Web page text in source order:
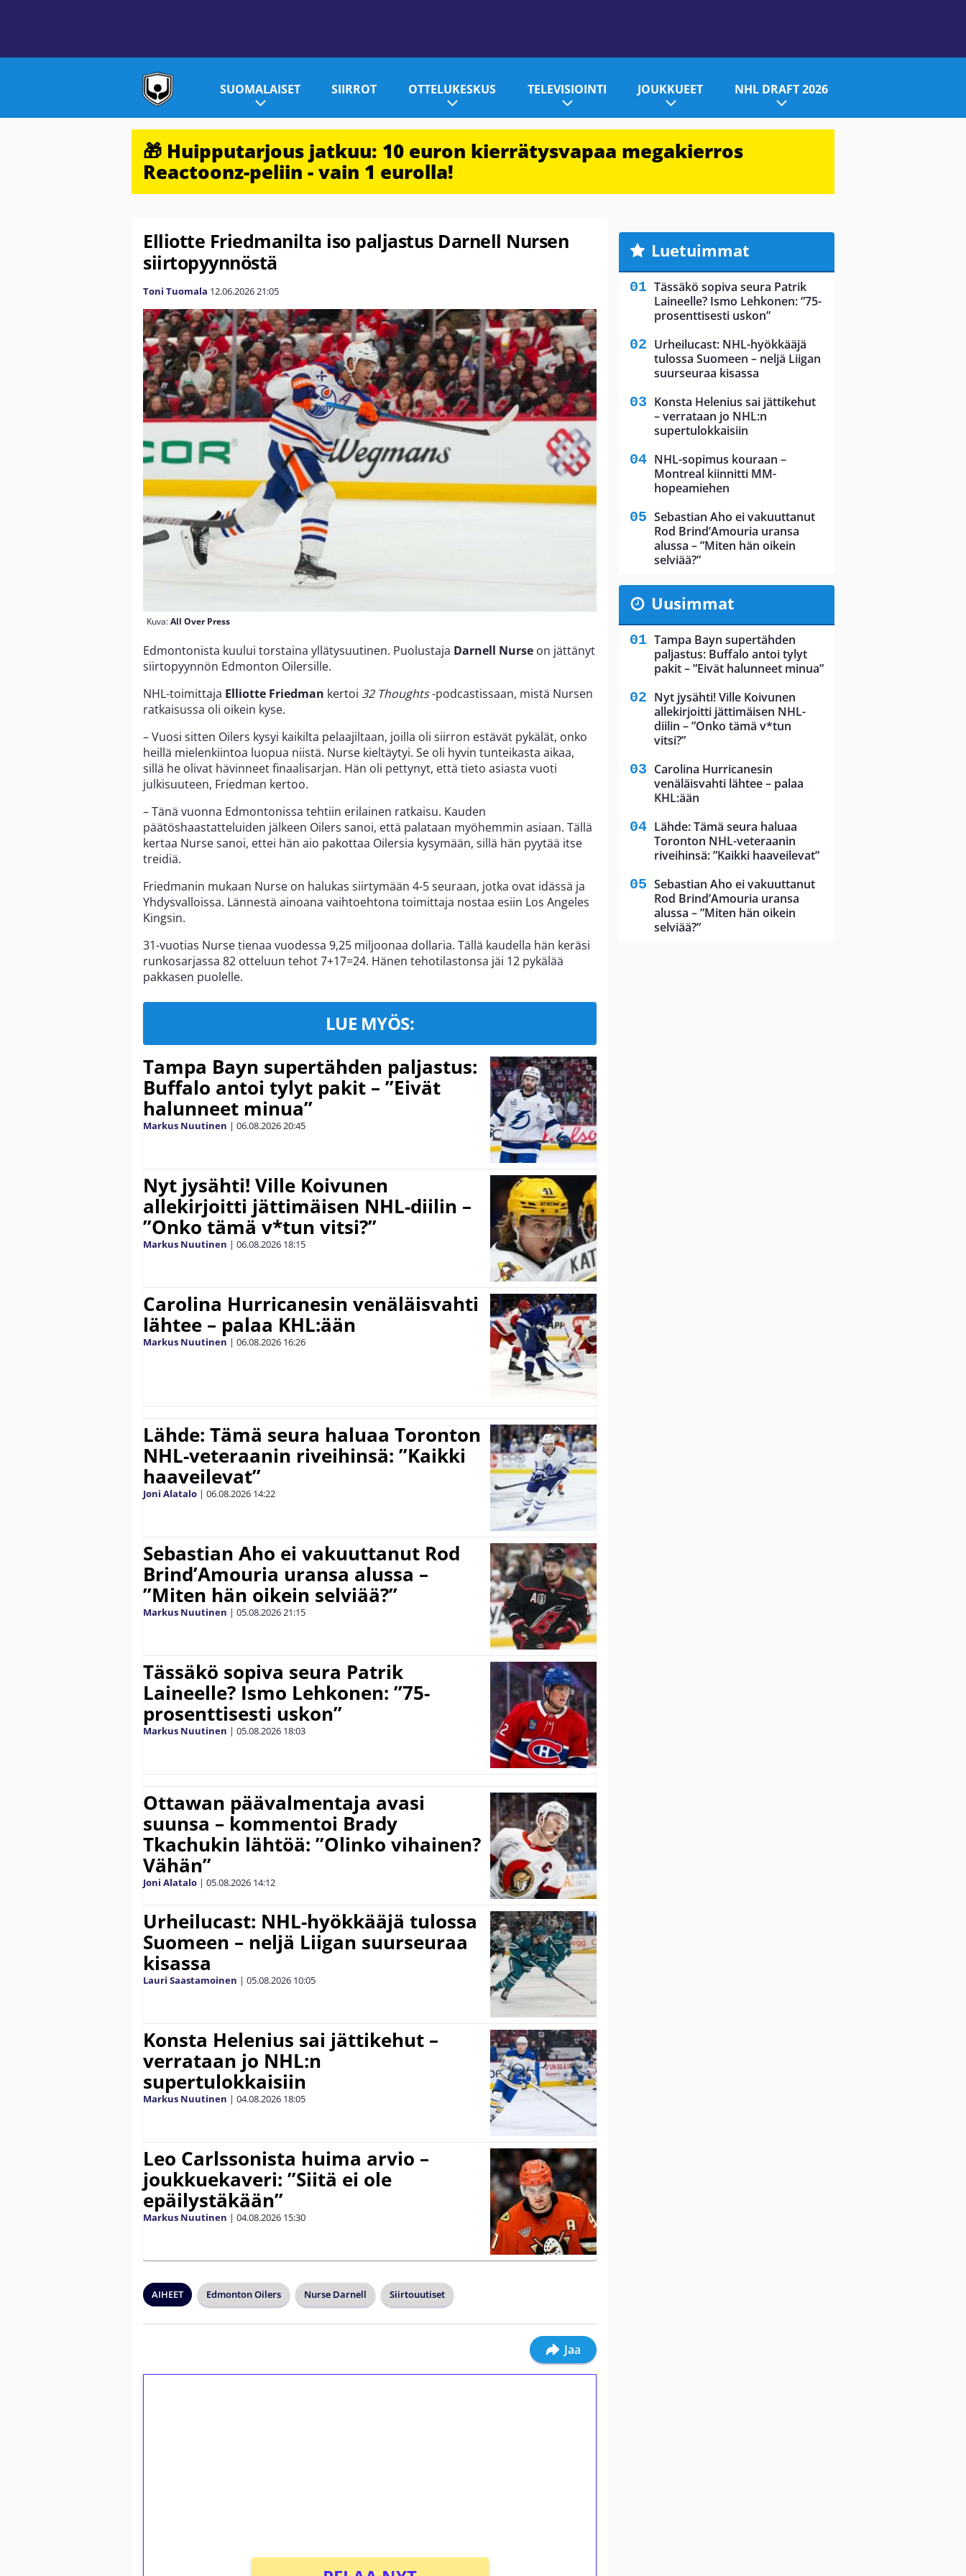
SUOMALAISET SIIRROT OTTELUKESKUS TELEVISIOINTI JOUKKUEET NHL DRAFT 2026
🎁 Huipputarjous jatkuu: 10 euron kierrätysvapaa megakierros
Reactoonz-peliin - vain 1 eurolla!
Elliotte Friedmanilta iso paljastus Darnell Nursen
siirtopyynnöstä
Toni Tuomala 12.06.202621:05
Kuva:All Over Press
Edmontonista kuului torstaina yllätysuutinen. Puolustaja Darnell Nurse on jättänyt
siirtopyynnön Edmonton Oilersille.
NHL-toimittaja Elliotte Friedman kertoi 32 Thoughts-podcastissaan, mistä Nursen
ratkaisussa oli oikein kyse.
– Vuosi sitten Oilers kysyi kaikilta pelaajiltaan, joilla oli siirron estävät pykälät, onko
heillä mielenkiintoa luopua niistä. Nurse kieltäytyi. Se oli hyvin tunteikasta aikaa,
sillä he olivat hävinneet finaalisarjan. Hän oli pettynyt, että tieto asiasta vuoti
julkisuuteen, Friedman kertoo.
– Tänä vuonna Edmontonissa tehtiin erilainen ratkaisu. Kauden
päätöshaastatteluiden jälkeen Oilers sanoi, että palataan myöhemmin asiaan. Tällä
kertaa Nurse sanoi, ettei hän aio pakottaa Oilersia kysymään, sillä hän pyytää itse
treidiä.
Friedmanin mukaan Nurse on halukas siirtymään 4-5 seuraan, jotka ovat idässä ja
Yhdysvalloissa. Lännestä ainoana vaihtoehtona toimittaja nostaa esiin Los Angeles
Kingsin.
31-vuotias Nurse tienaa vuodessa 9,25 miljoonaa dollaria. Tällä kaudella hän keräsi
runkosarjassa 82 otteluun tehot 7+17=24. Hänen tehotilastonsa jäi 12 pykälää
pakkasen puolelle.
LUE MYÖS:
Tampa Bayn supertähden paljastus:
Buffalo antoi tylyt pakit – ”Eivät
halunneet minua”
Markus Nuutinen | 06.08.202620:45
Nyt jysähti! Ville Koivunen
allekirjoitti jättimäisen NHL-diilin –
”Onko tämä v*tun vitsi?”
Markus Nuutinen | 06.08.2026 18:15
Carolina Hurricanesin venäläisvahti
lähtee – palaa KHL:ään
Markus Nuutinen | 06.08.2026 16:26
Lähde: Tämä seura haluaa Toronton
NHL-veteraanin riveihinsä: ”Kaikki
haaveilevat”
Joni Alatalo | 06.08.2026 14:22
Sebastian Aho ei vakuuttanut Rod
Brind’Amouria uransa alussa –
”Miten hän oikein selviää?”
Markus Nuutinen | 05.08.202621:15
Tässäkö sopiva seura Patrik
Laineelle? Ismo Lehkonen: ”75-
prosenttisesti uskon”
Markus Nuutinen | 05.08.2026 18:03
Ottawan päävalmentaja avasi
suunsa – kommentoi Brady
Tkachukin lähtöä: ”Olinko vihainen?
Vähän”
Joni Alatalo | 05.08.2026 14:12
Urheilucast: NHL-hyökkääjä tulossa
Suomeen – neljä Liigan suurseuraa
kisassa
Lauri Saastamoinen | 05.08.2026 10:05
Konsta Helenius sai jättikehut –
verrataan jo NHL:n
supertulokkaisiin
Markus Nuutinen | 04.08.2026 18:05
Leo Carlssonista huima arvio –
joukkuekaveri: ”Siitä ei ole
epäilystäkään”
Markus Nuutinen | 04.08.2026 15:30
AIHEET Edmonton Oilers Nurse Darnell Siirtouutiset
Jaa
Luetuimmat
Tässäkö sopiva seura Patrik
Laineelle? Ismo Lehkonen: ”75-
prosenttisesti uskon”
Urheilucast: NHL-hyökkääjä
tulossa Suomeen – neljä Liigan
suurseuraa kisassa
Konsta Helenius sai jättikehut
– verrataan jo NHL:n
supertulokkaisiin
NHL-sopimus kouraan –
Montreal kiinnitti MM-
hopeamiehen
Sebastian Aho ei vakuuttanut
Rod Brind’Amouria uransa
alussa – ”Miten hän oikein
selviää?”
Uusimmat
Tampa Bayn supertähden
paljastus: Buffalo antoi tylyt
pakit – ”Eivät halunneet minua”
Nyt jysähti! Ville Koivunen
allekirjoitti jättimäisen NHL-
diilin – ”Onko tämä v*tun
vitsi?”
Carolina Hurricanesin
venäläisvahti lähtee – palaa
KHL:ään
Lähde: Tämä seura haluaa
Toronton NHL-veteraanin
riveihinsä: ”Kaikki haaveilevat”
Sebastian Aho ei vakuuttanut
Rod Brind’Amouria uransa
alussa – ”Miten hän oikein
selviää?”